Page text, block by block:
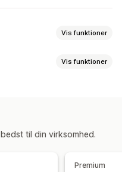
Vis funktioner
Vis funktioner
til din virksomhed.
Premium